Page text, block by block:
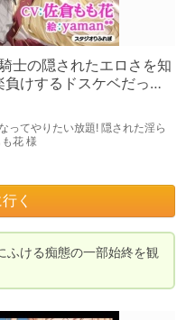
士の隠されたエロさを知
けするドスケベだった
ってやりたい放題! 隠された淫ら
花 様
く
ふける痴態の一部始終を観